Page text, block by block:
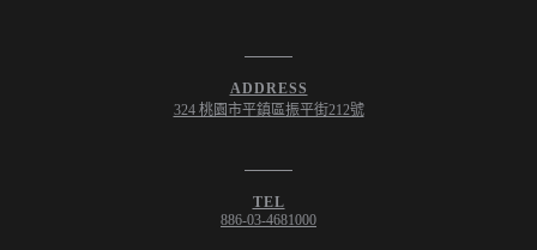
ADDRESS
324 桃園市平鎮區振平街212號
TEL
886-03-4681000